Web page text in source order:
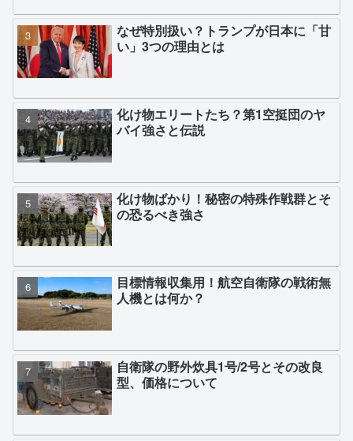
なぜ特別扱い？トランプが日本に「甘
い」3つの理由とは
化け物エリートたち？第1空挺団のヤ
バイ強さと伝説
化け物ばかり！秘密の特殊作戦群とそ
の恐るべき強さ
目標情報収集用！航空自衛隊の戦術無
人機とは何か？
自衛隊の野外炊具1号/2号とその改良
型、価格について